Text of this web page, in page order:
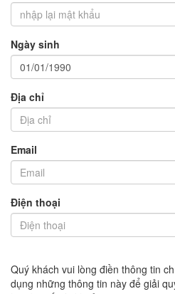
Ngày sinh
Địa chỉ
Email
Điện thoại
Quý khách vui lòng điền thông tin
dụng những thông tin này để giải